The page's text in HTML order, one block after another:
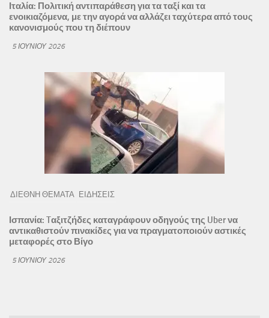
Ιταλία: Πολιτική αντιπαράθεση για τα ταξί και τα
ενοικιαζόμενα, με την αγορά να αλλάζει ταχύτερα από τους
κανονισμούς που τη διέπουν
5 ΙΟΥΝΊΟΥ 2026
ΔΙΕΘΝΗ ΘΕΜΑΤΑ ΕΙΔΗΣΕΙΣ
Ισπανία: Tαξιτζήδες καταγράφουν οδηγούς της Uber να
αντικαθιστούν πινακίδες για να πραγματοποιούν αστικές
μεταφορές στο Βίγο
5 ΙΟΥΝΊΟΥ 2026